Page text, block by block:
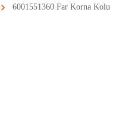
6001551360 Far Korna Kolu